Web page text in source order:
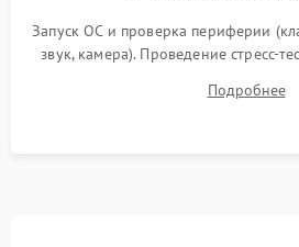
Запуск ОС и проверка периферии
звук, камера). Проведение стресс-
для контроля температурного
системы под пиковой
Подробнее